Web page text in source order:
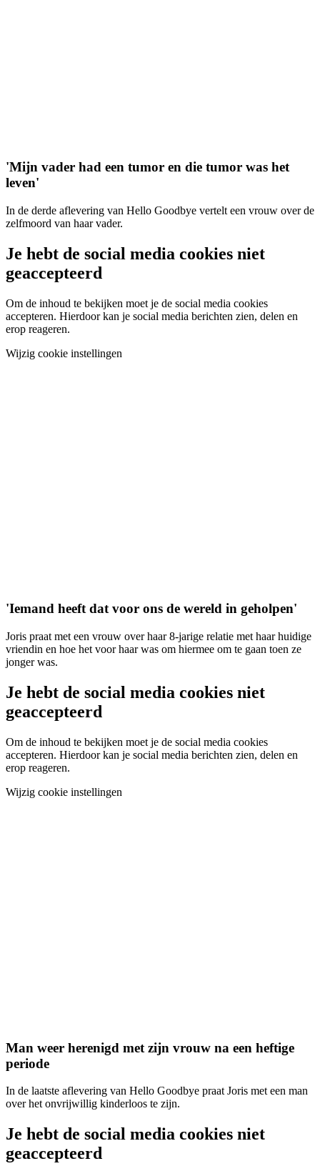
'Mijn vader had een tumor en die tumor was het
leven'
In de derde aflevering van Hello Goodbye vertelt een vrouw over de
zelfmoord van haar vader.
Je hebt de social media cookies niet
geaccepteerd
Om de inhoud te bekijken moet je de social media cookies
accepteren. Hierdoor kan je social media berichten zien, delen en
erop reageren.
Wijzig cookie instellingen
'Iemand heeft dat voor ons de wereld in geholpen'
Joris praat met een vrouw over haar 8-jarige relatie met haar huidige
vriendin en hoe het voor haar was om hiermee om te gaan toen ze
jonger was.
Je hebt de social media cookies niet
geaccepteerd
Om de inhoud te bekijken moet je de social media cookies
accepteren. Hierdoor kan je social media berichten zien, delen en
erop reageren.
Wijzig cookie instellingen
Man weer herenigd met zijn vrouw na een heftige
periode
In de laatste aflevering van Hello Goodbye praat Joris met een man
over het onvrijwillig kinderloos te zijn.
Je hebt de social media cookies niet
geaccepteerd